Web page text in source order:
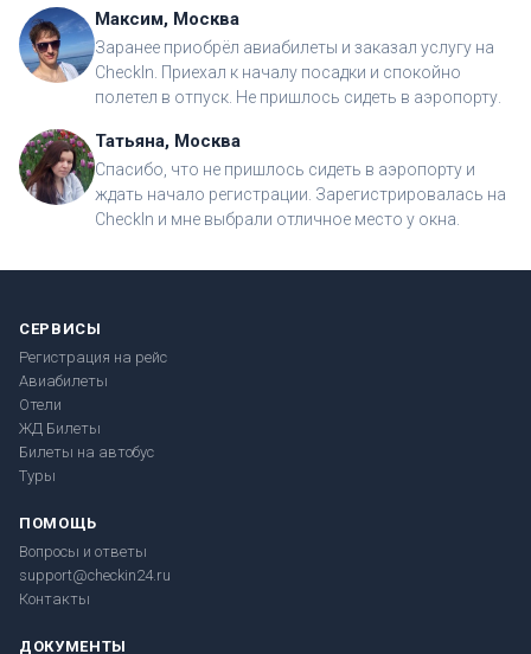
Максим, Москва
Заранее приобрёл авиабилеты и заказал услугу на
CheckIn. Приехал к началу посадки и спокойно
полетел в отпуск. Не пришлось сидеть в аэропорту.
Татьяна, Москва
Спасибо, что не пришлось сидеть в аэропорту и
ждать начало регистрации. Зарегистрировалась на
CheckIn и мне выбрали отличное место у окна.
СЕРВИСЫ
Регистрация на рейс
Авиабилеты
Отели
ЖД Билеты
Билеты на автобус
Туры
ПОМОЩЬ
Вопросы и ответы
support@checkin24.ru
Контакты
ДОКУМЕНТЫ